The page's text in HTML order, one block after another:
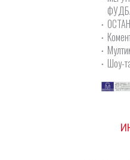
Шоу-